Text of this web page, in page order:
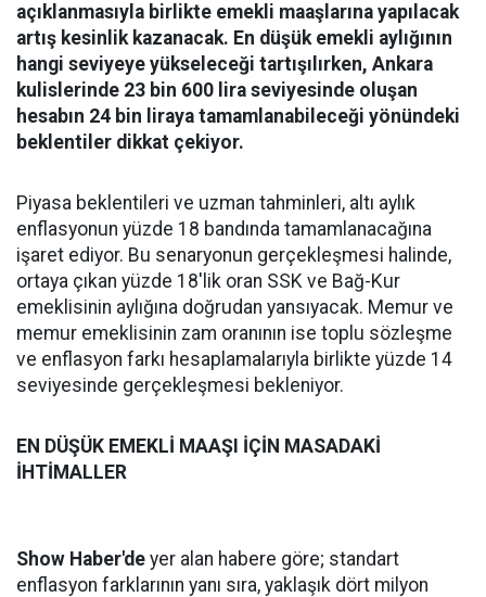
açıklanmasıyla birlikte emekli maaşlarına yapılacak
artış kesinlik kazanacak. En düşük emekli aylığının
hangi seviyeye yükseleceği tartışılırken, Ankara
kulislerinde 23 bin 600 lira seviyesinde oluşan
hesabın 24 bin liraya tamamlanabileceği yönündeki
beklentiler dikkat çekiyor.
Piyasa beklentileri ve uzman tahminleri, altı aylık
enflasyonun yüzde 18 bandında tamamlanacağına
işaret ediyor. Bu senaryonun gerçekleşmesi halinde,
ortaya çıkan yüzde 18'lik oran SSK ve Bağ-Kur
emeklisinin aylığına doğrudan yansıyacak. Memur ve
memur emeklisinin zam oranının ise toplu sözleşme
ve enflasyon farkı hesaplamalarıyla birlikte yüzde 14
seviyesinde gerçekleşmesi bekleniyor.
EN DÜŞÜK EMEKLİ MAAŞI İÇİN MASADAKİ
İHTİMALLER
Show Haber'de yer alan habere göre; standart
enflasyon farklarının yanı sıra, yaklaşık dört milyon